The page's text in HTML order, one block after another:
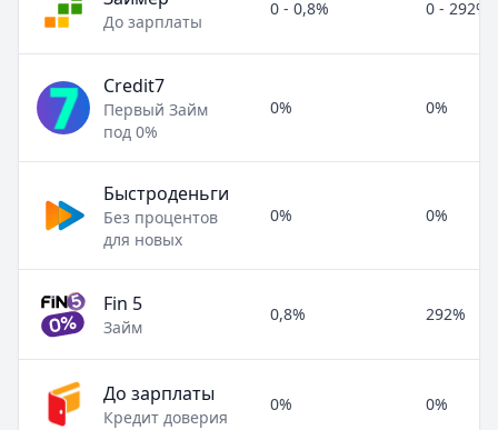
До зарплаты
0 - 0,8% 0 - 292%
Credit7
Первый Займ
под 0%
0% 0%
Быстроденьги
Без процентов
для новых
0% 0%
Fin 5
Займ
0,8% 292%
До зарплаты
Кредит доверия
0% 0%